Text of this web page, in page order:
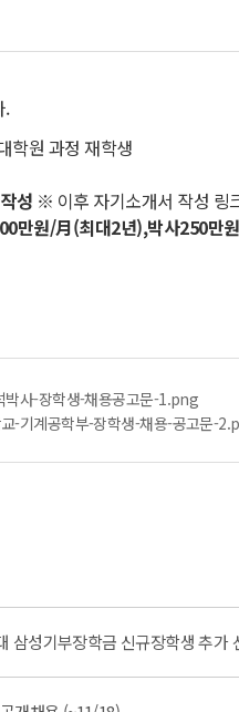
.
학원 과정 재학생
성 ※ 이후 자기소개서 작성 링
만원/月(최대2년),박사250만원
박사-장학생-채용공고문-1.png
-기계공학부-장학생-채용-공고문-
삼성기부장학금 신규장학생 추가